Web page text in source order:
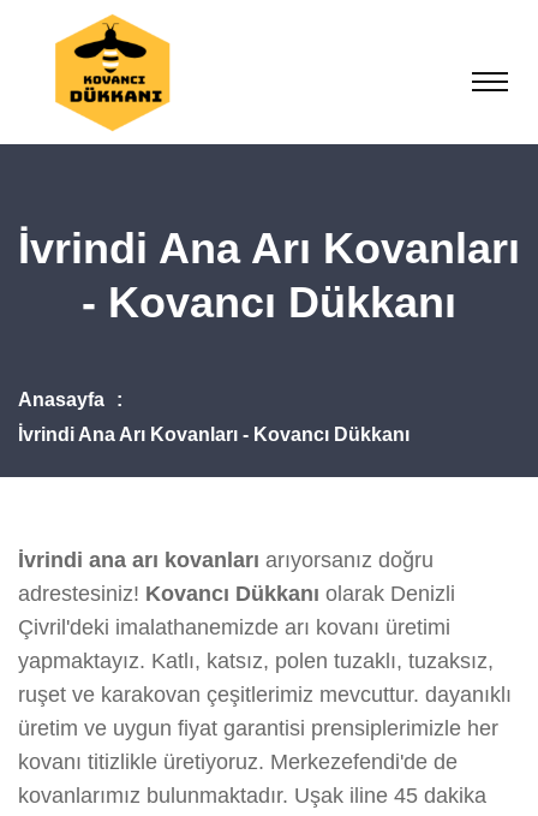
İvrindi Ana Arı Kovanları
- Kovancı Dükkanı
Anasayfa
İvrindi Ana Arı Kovanları - Kovancı Dükkanı
İvrindi ana arı kovanları arıyorsanız doğru
adrestesiniz! Kovancı Dükkanı olarak Denizli
Çivril'deki imalathanemizde arı kovanı üretimi
yapmaktayız. Katlı, katsız, polen tuzaklı, tuzaksız,
ruşet ve karakovan çeşitlerimiz mevcuttur. dayanıklı
üretim ve uygun fiyat garantisi prensiplerimizle her
kovanı titizlikle üretiyoruz. Merkezefendi'de de
kovanlarımız bulunmaktadır. Uşak iline 45 dakika